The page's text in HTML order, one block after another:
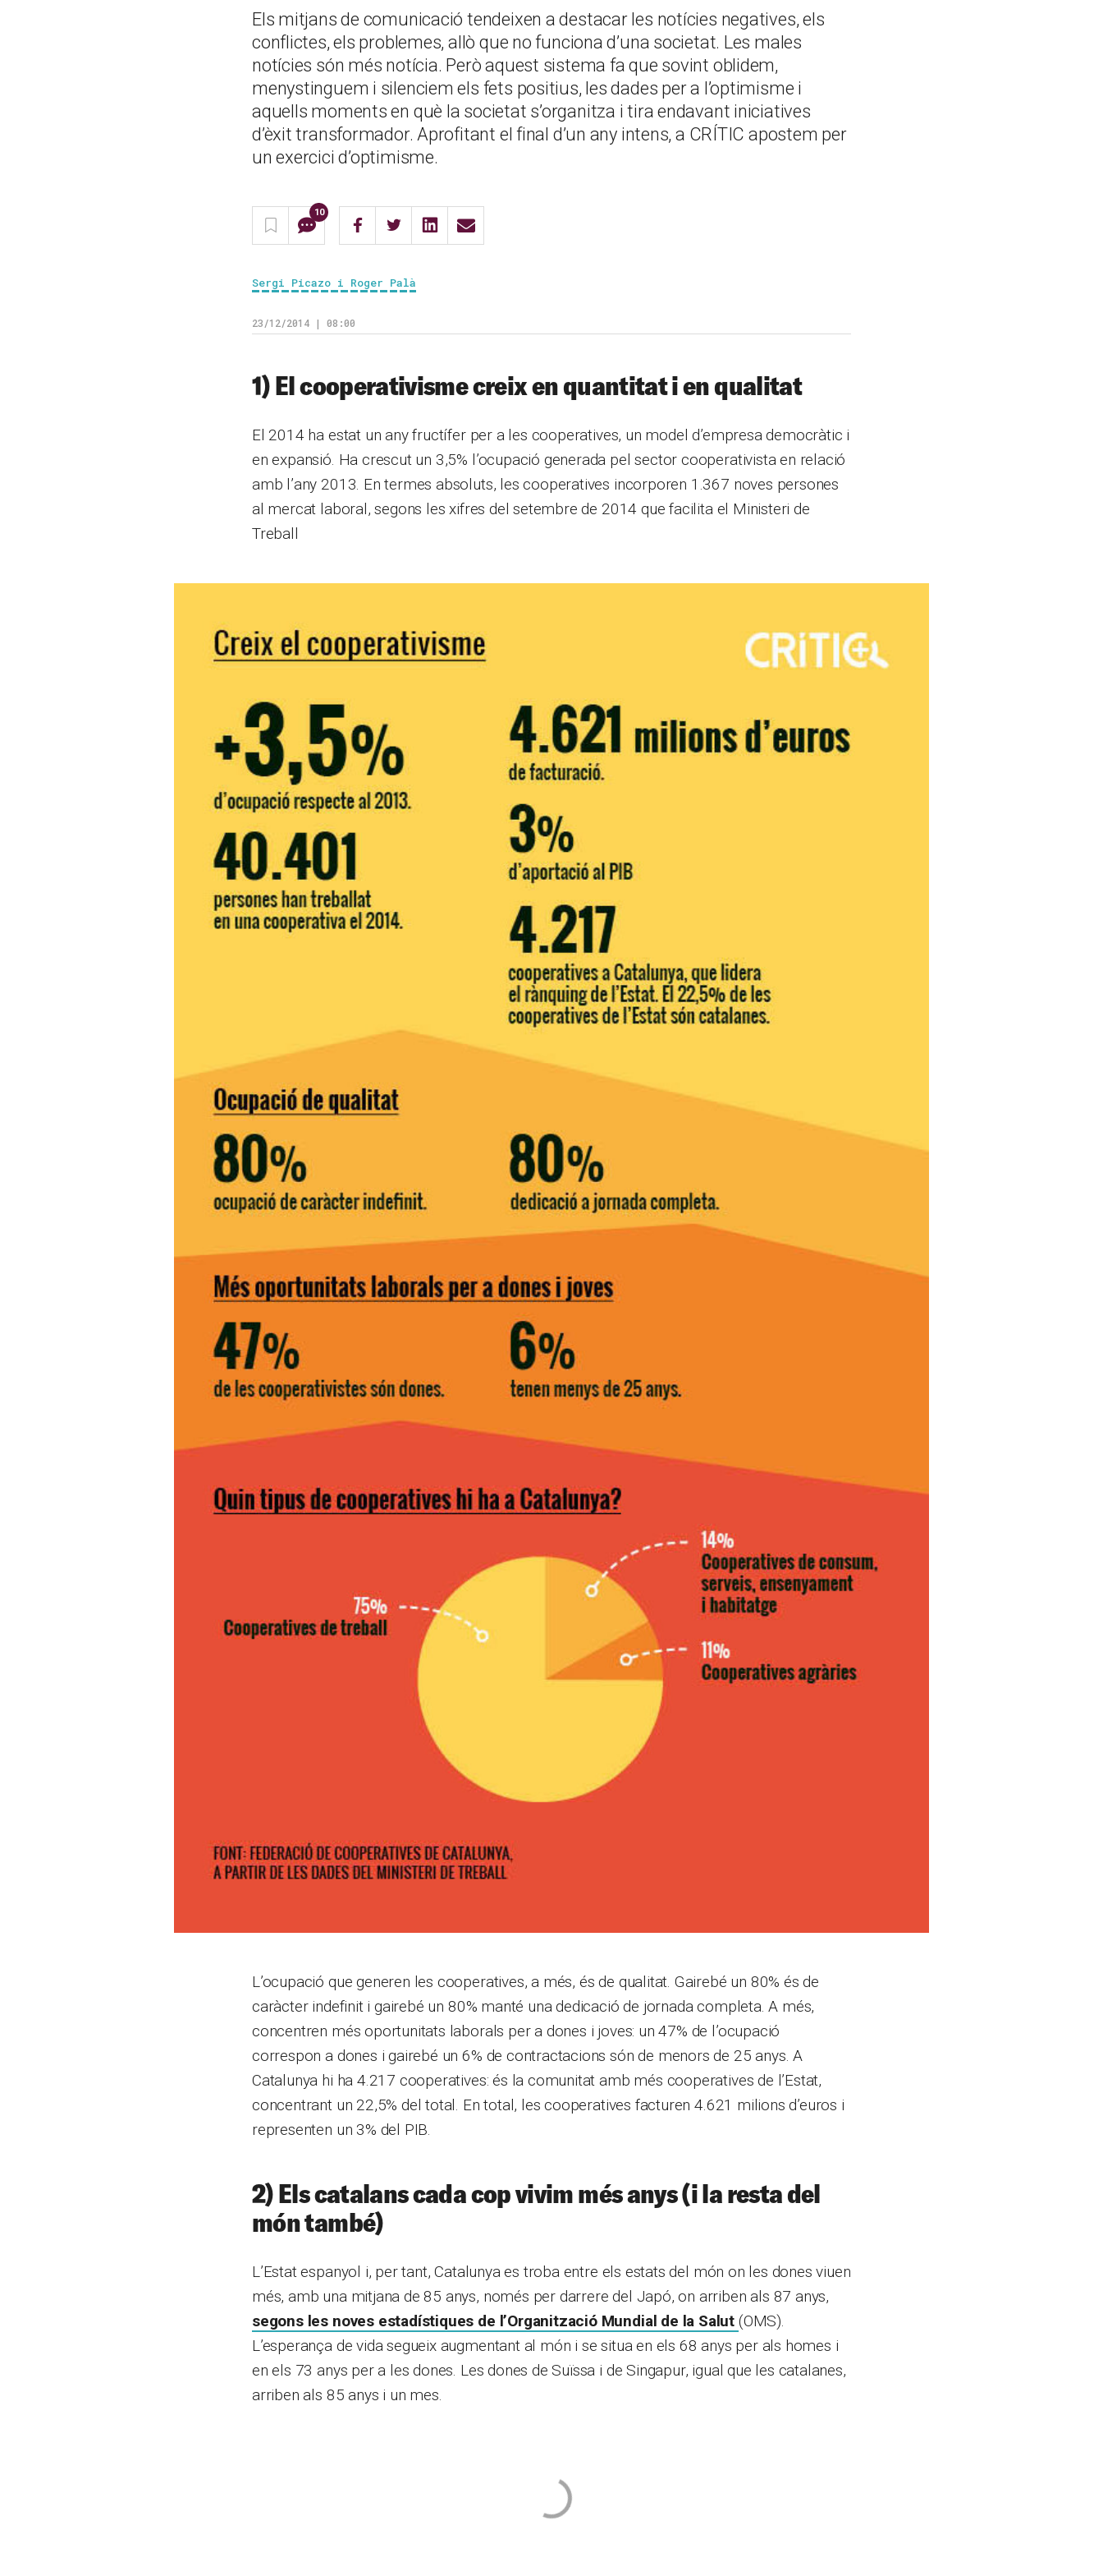
Els mitjans de comunicació tendeixen a destacar les notícies negatives, els
conflictes, els problemes, allò que no funciona d’una societat. Les males
notícies són més notícia. Però aquest sistema fa que sovint oblidem,
menystinguem i silenciem els fets positius, les dades per a l’optimisme i
aquells moments en què la societat s’organitza i tira endavant iniciatives
d’èxit transformador. Aprofitant el final d’un any intens, a CRÍTIC apostem per
un exercici d’optimisme.
10
Sergi Picazo i Roger Palà
23/12/2014 | 08:00
1) El cooperativisme creix en quantitat i en qualitat
El 2014 ha estat un any fructífer per a les cooperatives, un model d’empresa democràtic i
en expansió. Ha crescut un 3,5% l’ocupació generada pel sector cooperativista en relació
amb l’any 2013. En termes absoluts, les cooperatives incorporen 1.367 noves persones
al mercat laboral, segons les xifres del setembre de 2014 que facilita el Ministeri de
Treball
L’ocupació que generen les cooperatives, a més, és de qualitat. Gairebé un 80% és de
caràcter indefinit i gairebé un 80% manté una dedicació de jornada completa. A més,
concentren més oportunitats laborals per a dones i joves: un 47% de l’ocupació
correspon a dones i gairebé un 6% de contractacions són de menors de 25 anys. A
Catalunya hi ha 4.217 cooperatives: és la comunitat amb més cooperatives de l’Estat,
concentrant un 22,5% del total. En total, les cooperatives facturen 4.621 milions d’euros i
representen un 3% del PIB.
2) Els catalans cada cop vivim més anys (i la resta del
món també)
L’Estat espanyol i, per tant, Catalunya es troba entre els estats del món on les dones viuen
més, amb una mitjana de 85 anys, només per darrere del Japó, on arriben als 87 anys,
segons les noves estadístiques de l’Organització Mundial de la Salut (OMS).
L’esperança de vida segueix augmentant al món i se situa en els 68 anys per als homes i
en els 73 anys per a les dones. Les dones de Suïssa i de Singapur, igual que les catalanes,
arriben als 85 anys i un mes.